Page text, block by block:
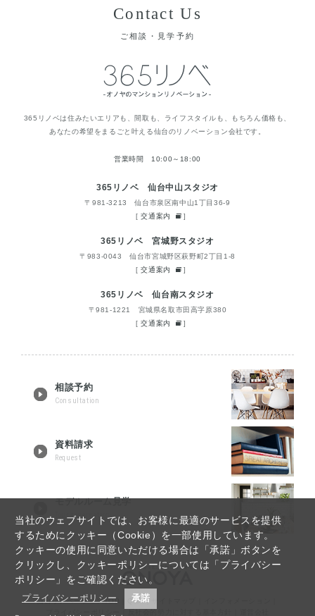
当社のウェブサイトでは、お客様に最適のサービスを提供
するためにクッキー（Cookie）を一部使用しています。
クッキーの使用に同意いただける場合は「承諾」ボタンを
クリックし、クッキーポリシーについては「プライバシー
ポリシー」をご確認ください。
プライバシーポリシー
承諾
Contact Us
ご相談・見学予約
365リノベは住みたいエリアも、間取も、ライフスタイルも、もちろん価格も、
あなたの希望をまるごと叶える仙台のリノベーション会社です。
営業時間 10:00～18:00
365リノベ 仙台中山スタジオ
〒981-3213 仙台市泉区南中山1丁目36-9
[交通案内 ]
365リノベ 宮城野スタジオ
〒983-0043 仙台市宮城野区萩野町2丁目1-8
[交通案内 ]
365リノベ 仙台南スタジオ
〒981-1221 宮城県名取市田高字原380
[交通案内 ]
相談予約
Consultation
資料請求
Request
モデルルーム見学
Tour reservation
仙台リノベーションTOP Q&A｜